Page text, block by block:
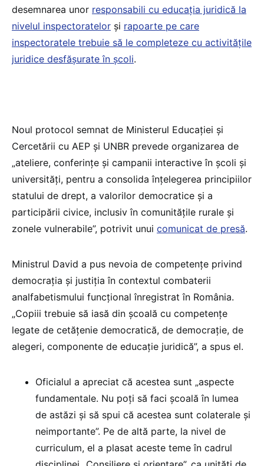
desemnarea unor responsabili cu educația juridică la
nivelul inspectoratelor și rapoarte pe care
inspectoratele trebuie să le completeze cu activitățile
juridice desfășurate în școli.
Noul protocol semnat de Ministerul Educației și
Cercetării cu AEP și UNBR prevede organizarea de
„ateliere, conferințe și campanii interactive în școli și
universități, pentru a consolida înțelegerea principiilor
statului de drept, a valorilor democratice și a
participării civice, inclusiv în comunitățile rurale și
zonele vulnerabile”, potrivit unui comunicat de presă.
Ministrul David a pus nevoia de competențe privind
democrația și justiția în contextul combaterii
analfabetismului funcțional înregistrat în România.
„Copiii trebuie să iasă din școală cu competențe
legate de cetățenie democratică, de democrație, de
alegeri, componente de educație juridică”, a spus el.
Oficialul a apreciat că acestea sunt „aspecte
fundamentale. Nu poți să faci școală în lumea
de astăzi și să spui că acestea sunt colaterale și
neimportante”. Pe de altă parte, la nivel de
curriculum, el a plasat aceste teme în cadrul